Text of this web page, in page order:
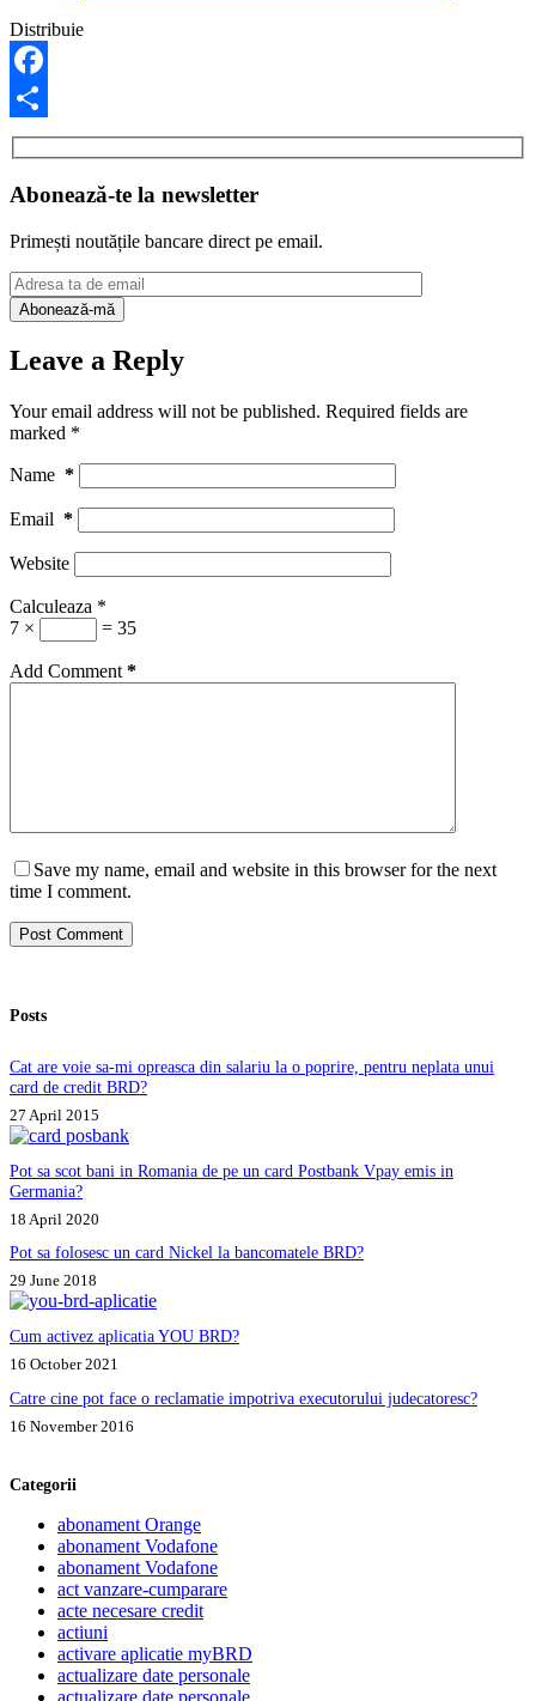
Distribuie
Facebook
Share
Abonează-te la newsletter
Primești noutățile bancare direct pe email.
Leave a Reply
Your email address will not be published. Required fields are
marked *
Name *
Email *
Website
Calculeaza *
7 ×
= 35
Add Comment *
Save my name, email and website in this browser for the next
time I comment.
Post Comment
Posts
Cat are voie sa-mi opreasca din salariu la o poprire, pentru neplata unui
card de credit BRD?
27 April 2015
Pot sa scot bani in Romania de pe un card Postbank Vpay emis in
Germania?
18 April 2020
Pot sa folosesc un card Nickel la bancomatele BRD?
29 June 2018
Cum activez aplicatia YOU BRD?
16 October 2021
Catre cine pot face o reclamatie impotriva executorului judecatoresc?
16 November 2016
Categorii
abonament Orange
abonament Vodafone
abonament Vodafone
act vanzare-cumparare
acte necesare credit
actiuni
activare aplicatie myBRD
actualizare date personale